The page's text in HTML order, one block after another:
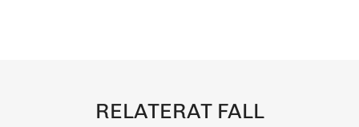
RELATERAT FALL